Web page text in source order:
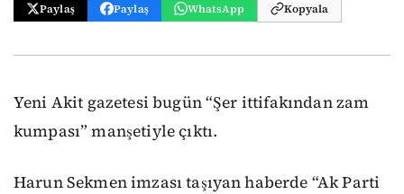
Paylaş Paylaş WhatsApp Kopyala
Yeni Akit gazetesi bugün “Şer ittifakından zam
kumpası” manşetiyle çıktı.
Harun Sekmen imzası taşıyan haberde “Ak Parti